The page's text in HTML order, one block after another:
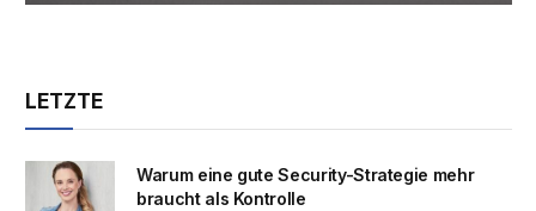
LETZTE
Warum eine gute Security-Strategie mehr
braucht als Kontrolle